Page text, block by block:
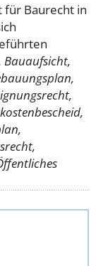
für Baurecht in
Bauaufsicht,